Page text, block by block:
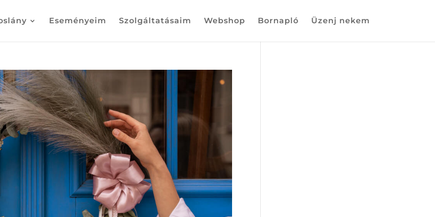
Eseményeim Szolgáltatásaim Webshop Bornapló Üzenj nekem